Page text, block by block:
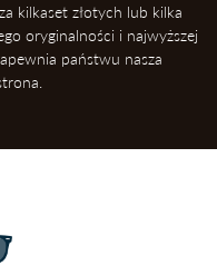
kilkaset złotych lub kilka
oryginalności i najwyższej
państwu nasza